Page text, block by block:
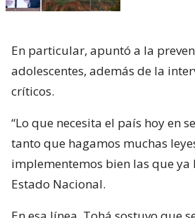
En particular, apuntó a la
adolescentes, además de la
críticos.
“Lo que necesita el país hoy en
tanto que hagamos muchas
implementemos bien las que ya
Estado Nacional.